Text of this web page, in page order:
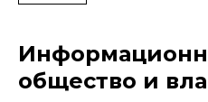
общество и